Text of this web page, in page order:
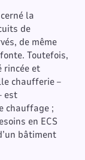
la
de
de même
Toutefois,
et
chaufferie –
est
chauffage ;
en ECS
bâtiment